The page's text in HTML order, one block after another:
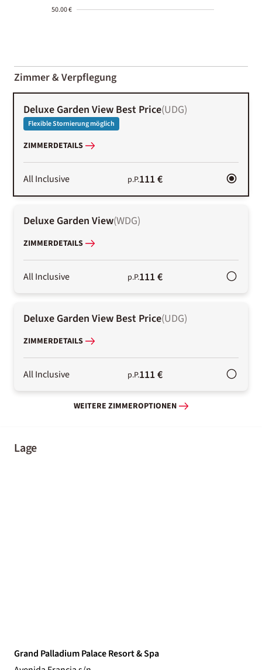
50.00 €
01-02
Zimmer & Verpflegung
Deluxe Garden View Best Price(UDG)
Flexible Stornierung möglich
ZIMMERDETAILS
All Inclusive p.P.111 €
Deluxe Garden View(WDG)
ZIMMERDETAILS
All Inclusive p.P.111 €
Deluxe Garden View Best Price(UDG)
ZIMMERDETAILS
All Inclusive p.P.111 €
WEITERE ZIMMEROPTIONEN
Lage
Grand Palladium Palace Resort & Spa